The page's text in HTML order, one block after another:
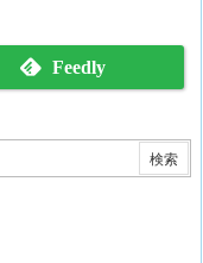
Feedly